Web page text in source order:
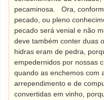
pecaminosa.
Ora,
pecado, ou pleno
pecado será venial e não
deve também conter duas
hidras eram de pedra,
empedernidos por nossas
quando as enchemos com
arrependimento e de
convertidas em vinho,